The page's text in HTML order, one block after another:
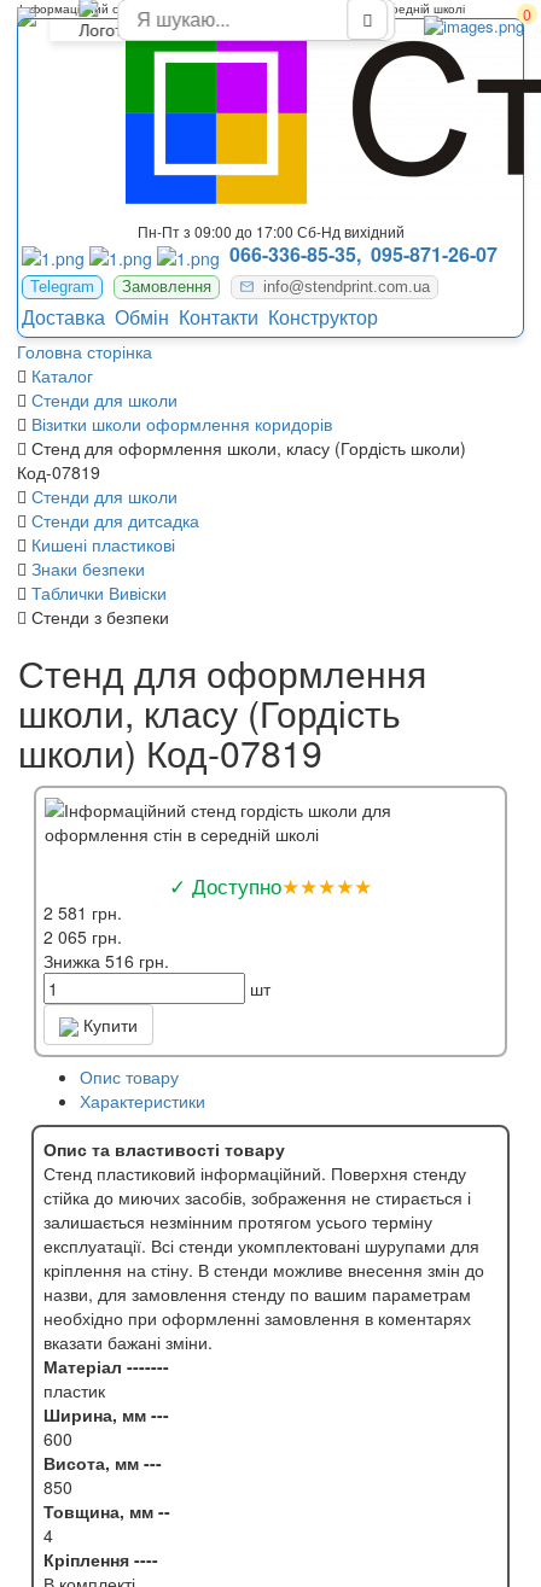
0
Пн-Пт з 09:00 до 17:00 Сб-Нд вихідний
066-336-85-35, 095-871-26-07
Telegram Замовлення info@stendprint.com.ua
Доставка Обмін Контакти Конструктор
Головна сторінка
Каталог
Стенди для школи
Візитки школи оформлення коридорів
Стенд для оформлення школи, класу (Гордість школи)
Код-07819
Стенди для школи
Стенди для дитсадка
Кишені пластикові
Знаки безпеки
Таблички Вивіски
Стенди з безпеки
Інформаційний стенд гордість школи для оформлення стін в середній школі
Стенд для оформлення
школи, класу (Гордість
школи) Код-07819
✓ Доступно★★★★★
2 581 грн.
2 065 грн.
Знижка 516 грн.
шт
Купити
Опис товару
Характеристики
Опис та властивості товару
Стенд пластиковий інформаційний. Поверхня стенду
стійка до миючих засобів, зображення не стирається і
залишається незмінним протягом усього терміну
експлуатації. Всі стенди укомплектовані шурупами для
кріплення на стіну. В стенди можливе внесення змін до
назви, для замовлення стенду по вашим параметрам
необхідно при оформленні замовлення в коментарях
вказати бажані зміни.
Матеріал -------
пластик
Ширина, мм ---
600
Висота, мм ---
850
Товщина, мм --
4
Кріплення ----